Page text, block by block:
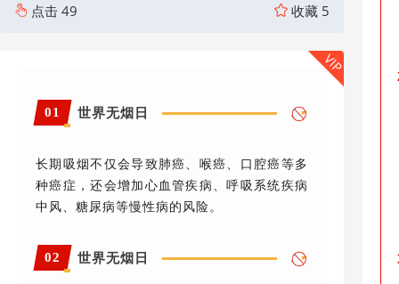
点击 49 收藏 5
01 世界无烟日
长期吸烟不仅会导致肺癌、喉癌、口腔癌等多
种癌症，还会增加心血管疾病、呼吸系统疾病
中风、糖尿病等慢性病的风险。
02 世界无烟日
VIP